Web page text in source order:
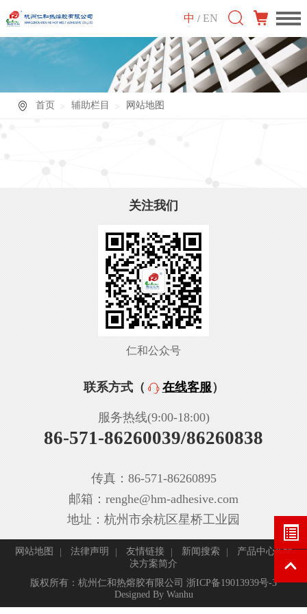
中 / EN
首页 辅助栏目 网站地图
关注我们
仁和公众号
联系方式（ 在线客服）
服务热线(9:00-18:00)
86-571-86260039/86260838
传真：86-571-86260895
邮箱：renghe@hm-adhesive.com
地址：杭州市余杭区星桥工业园
网站地图 法律声明 友情链接 新闻搜索
产品中心&解
决方案简介
版权所有：杭州仁和热熔胶有限公司 浙ICP备19013939号-3
Designed By Wanhu